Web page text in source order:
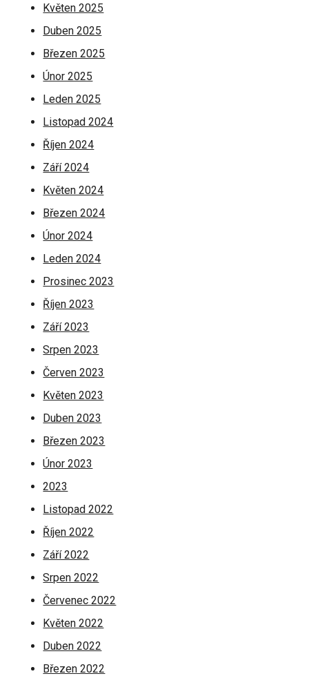
Květen 2025
Duben 2025
Březen 2025
Únor 2025
Leden 2025
Listopad 2024
Říjen 2024
Září 2024
Květen 2024
Březen 2024
Únor 2024
Leden 2024
Prosinec 2023
Říjen 2023
Září 2023
Srpen 2023
Červen 2023
Květen 2023
Duben 2023
Březen 2023
Únor 2023
2023
Listopad 2022
Říjen 2022
Září 2022
Srpen 2022
Červenec 2022
Květen 2022
Duben 2022
Březen 2022